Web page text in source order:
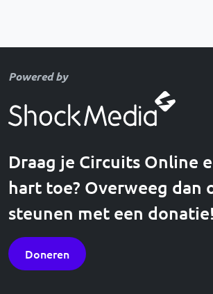
Powered by
Draag je Circuits Online
hart toe? Overweeg dan
steunen met een donatie!
Doneren